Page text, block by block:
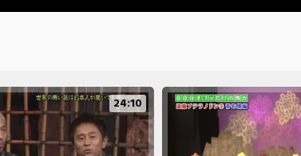
24:10